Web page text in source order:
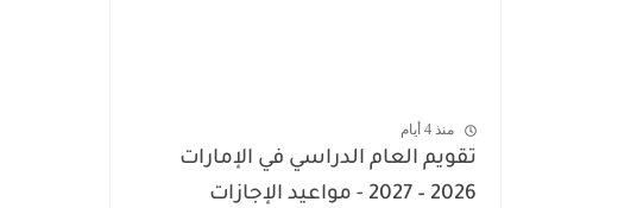
منذ 4 أيام
تقويم العام الدراسي في الإمارات
2026 – 2027 - مواعيد الإجازات